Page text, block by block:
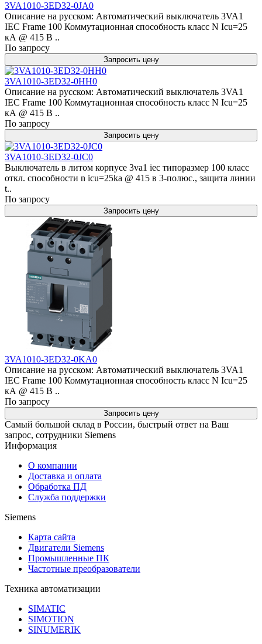
3VA1010-3ED32-0JA0
Описание на русском: Автоматический выключатель 3VA1
IEC Frame 100 Коммутационная способность класс N Icu=25
кА @ 415 В ..
По запросу
Запросить цену
3VA1010-3ED32-0HH0
Описание на русском: Автоматический выключатель 3VA1
IEC Frame 100 Коммутационная способность класс N Icu=25
кА @ 415 В ..
По запросу
Запросить цену
3VA1010-3ED32-0JC0
Выключатель в литом корпусе 3va1 iec типоразмер 100 класс
откл. способности n icu=25ka @ 415 в 3-полюс., защита линии
t..
По запросу
Запросить цену
3VA1010-3ED32-0KA0
Описание на русском: Автоматический выключатель 3VA1
IEC Frame 100 Коммутационная способность класс N Icu=25
кА @ 415 В ..
По запросу
Запросить цену
Самый большой склад в России, быстрый ответ на Ваш
запрос, сотрудники Siemens
Информация
О компании
Доставка и оплата
Обработка ПД
Служба поддержки
Siemens
Карта сайта
Двигатели Siemens
Промышленные ПК
Частотные преобразователи
Техника автоматизации
SIMATIC
SIMOTION
SINUMERIK